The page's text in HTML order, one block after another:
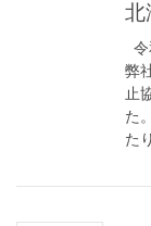
北
弊
止
た
た